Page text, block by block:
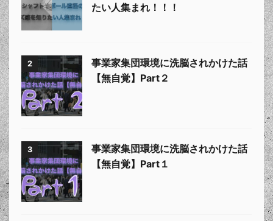
たい人集まれ！！！
2
事業家集団環境に洗脳されかけた話
【無自覚】Part２
3
事業家集団環境に洗脳されかけた話
【無自覚】Part１